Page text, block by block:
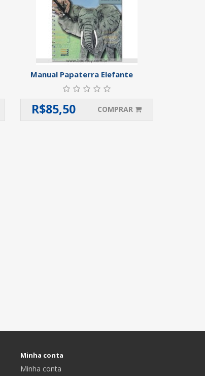
Manual Papaterra Elefante
R$85,50 COMPRAR
Minha conta
Minha conta